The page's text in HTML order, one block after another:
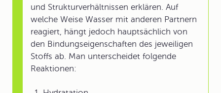
und Strukturverhältnissen erklären. Auf
welche Weise Wasser mit anderen Partnern
reagiert, hängt jedoch hauptsächlich von
den Bindungseigenschaften des jeweiligen
Stoffs ab. Man unterscheidet folgende
Reaktionen: